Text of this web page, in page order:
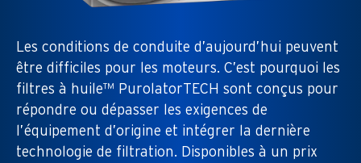
Les conditions de conduite d’aujourd’hui peuvent
être difficiles pour les moteurs. C’est pourquoi les
filtres à huile™ PurolatorTECH sont conçus pour
répondre ou dépasser les exigences de
l’équipement d’origine et intégrer la dernière
technologie de filtration. Disponibles à un prix